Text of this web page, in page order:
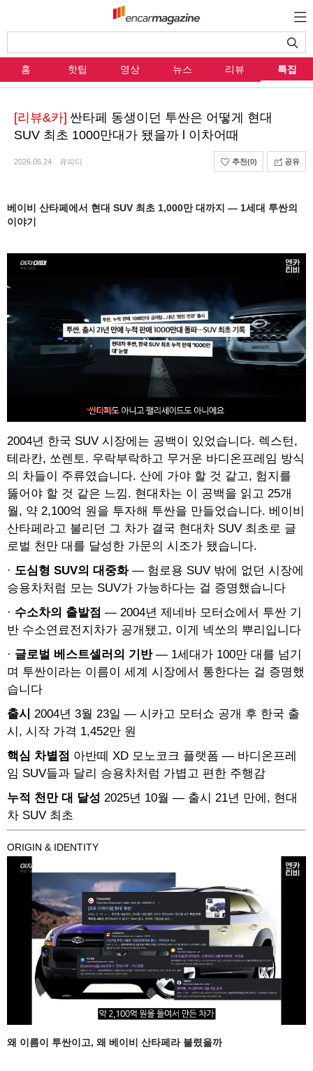
홈 핫팁 영상 뉴스 리뷰 특집
[리뷰&카] 싼타페 동생이던 투싼은 어떻게 현대
SUV 최초 1000만대가 됐을까 l 이차어때
2026.05.24 큐피디 추천(0) 공유
베이비 산타페에서 현대 SUV 최초 1,000만 대까지 — 1세대 투싼의
이야기
2004년 한국 SUV 시장에는 공백이 있었습니다. 렉스턴,
테라칸, 쏘렌토. 우락부락하고 무거운 바디온프레임 방식
의 차들이 주류였습니다. 산에 가야 할 것 같고, 험지를
뚫어야 할 것 같은 느낌. 현대차는 이 공백을 읽고 25개
월, 약 2,100억 원을 투자해 투싼을 만들었습니다. 베이비
산타페라고 불리던 그 차가 결국 현대차 SUV 최초로 글
로벌 천만 대를 달성한 가문의 시조가 됐습니다.
· 도심형 SUV의 대중화— 험로용 SUV 밖에 없던 시장에
승용차처럼 모는 SUV가 가능하다는 걸 증명했습니다
· 수소차의 출발점 — 2004년 제네바 모터쇼에서 투싼 기
반 수소연료전지차가 공개됐고, 이게 넥쏘의 뿌리입니다
· 글로벌 베스트셀러의 기반— 1세대가 100만 대를 넘기
며 투싼이라는 이름이 세계 시장에서 통한다는 걸 증명했
습니다
출시
2004년 3월 23일 — 시카고 모터쇼 공개 후 한국 출
시, 시작 가격 1,452만 원
핵심 차별점 아반떼 XD 모노코크 플랫폼 — 바디온프레
임 SUV들과 달리 승용차처럼 가볍고 편한 주행감
누적 천만 대 달성 2025년 10월 — 출시 21년 만에, 현대
차 SUV 최초
ORIGIN & IDENTITY
왜 이름이 투싼이고, 왜 베이비 산타페라 불렸을까